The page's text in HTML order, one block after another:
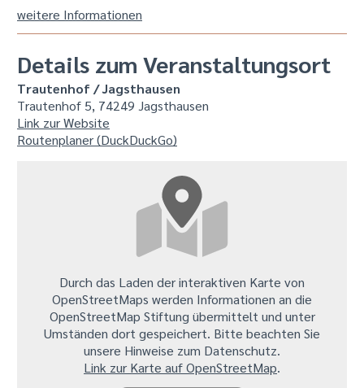
weitere Informationen
Details zum Veranstaltungsort
Trautenhof / Jagsthausen
Trautenhof 5, 74249 Jagsthausen
Link zur Website
Routenplaner (DuckDuckGo)
Durch das Laden der interaktiven Karte von
OpenStreetMaps werden Informationen an die
OpenStreetMap Stiftung übermittelt und unter
Umständen dort gespeichert. Bitte beachten Sie
unsere Hinweise zum Datenschutz.
Link zur Karte auf OpenStreetMap.